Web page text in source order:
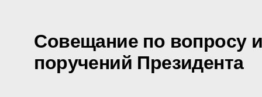
Совещание по вопросу
поручений Президента